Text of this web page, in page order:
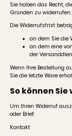
Sie haben das Recht,
Gründen zu widerrufen.
Die Widerrufsfrist
an dem Sie die
an dem eine
der
Wenn Ihre Bestellung
Sie die letzte Ware
So können
Um Ihren Widerruf
oder Brief.
Kontakt